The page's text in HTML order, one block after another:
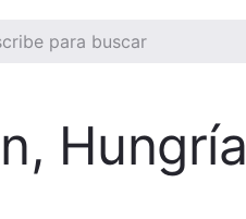
, Hungría